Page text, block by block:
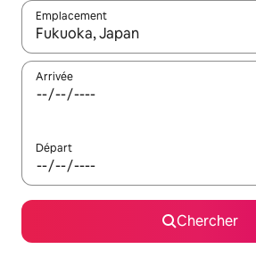
Emplacement
Quand les résultats sont affichés,
Arrivée
Départ
Chercher